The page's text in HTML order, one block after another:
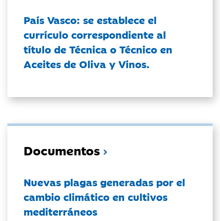
País Vasco: se establece el
currículo correspondiente al
título de Técnica o Técnico en
Aceites de Oliva y Vinos.
Documentos
Nuevas plagas generadas por el
cambio climático en cultivos
mediterráneos